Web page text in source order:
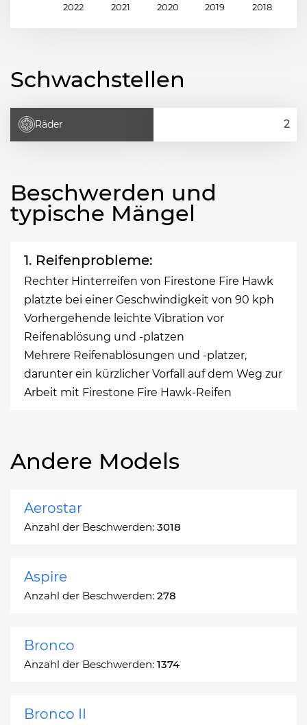
2022 2021 2020 2019 2018
Schwachstellen
Räder
Beschwerden und
typische Mängel
1. Reifenprobleme:
Rechter Hinterreifen von Firestone Fire Hawk
platzte bei einer Geschwindigkeit von 90 kph
Vorhergehende leichte Vibration vor
Reifenablösung und -platzen
Mehrere Reifenablösungen und -platzer,
darunter ein kürzlicher Vorfall auf dem Weg zur
Arbeit mit Firestone Fire Hawk-Reifen
Andere Models
Aerostar
Anzahl der Beschwerden: 3018
Aspire
Anzahl der Beschwerden: 278
Bronco
Anzahl der Beschwerden: 1374
Bronco II